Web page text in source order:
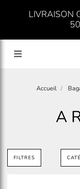
LIVRAISON
Accueil
A
FILTRES